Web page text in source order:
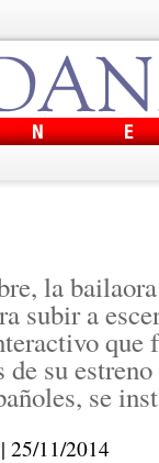
la
subir a
que
su
se
25/11/2014